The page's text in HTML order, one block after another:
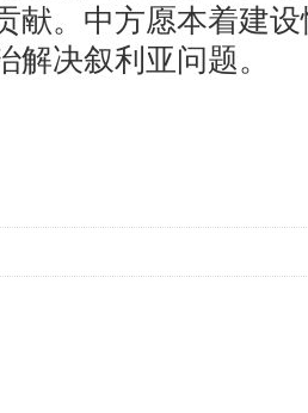
献。中方愿本着建
解决叙利亚问题。